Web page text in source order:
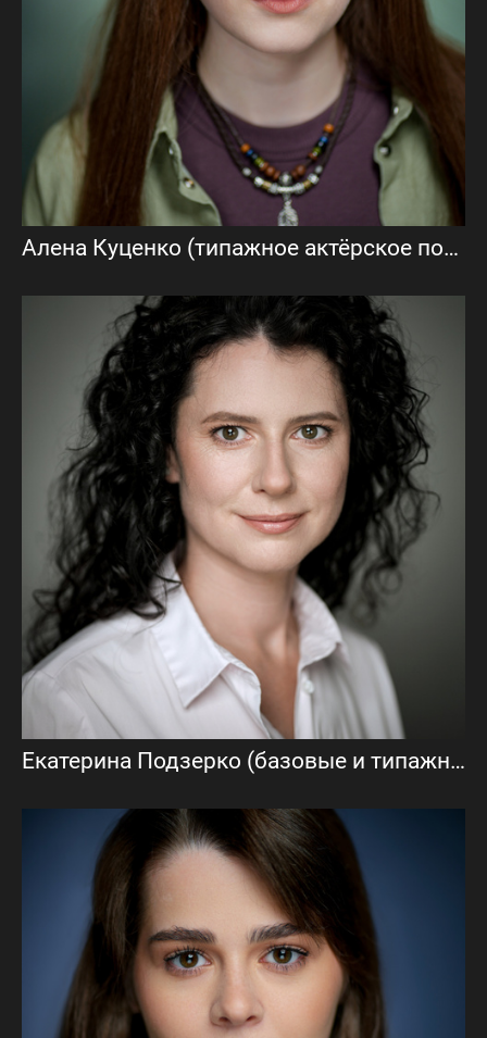
Алена Куценко (типажное актёрское портфолио)
Екатерина Подзерко (базовые и типажные актерские фото)